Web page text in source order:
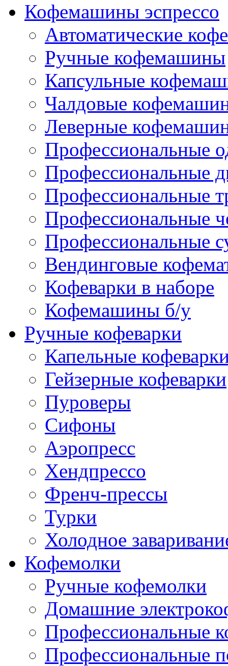
Кофемашины эспрессо
Автоматические
Ручные кофемашины
Капсульные
Чалдовые
Леверные
Профессиональные
Профессиональные
Профессиональные
Профессиональные
Профессиональные
Вендинговые
Кофеварки в наборе
Кофемашины б/у
Ручные кофеварки
Капельные
Гейзерные кофеварки
Пуроверы
Сифоны
Аэропресс
Хендпрессо
Френч-прессы
Турки
Холодное
Кофемолки
Ручные кофемолки
Домашние
Профессиональные
Профессиональные